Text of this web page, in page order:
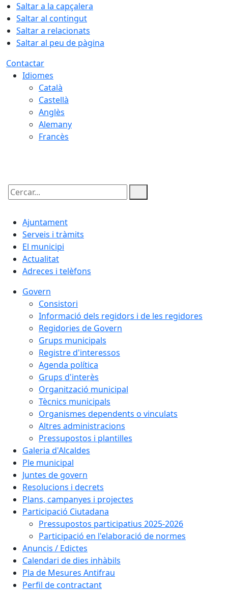
Saltar a la capçalera
Saltar al contingut
Saltar a relacionats
Saltar al peu de pàgina
Contactar
Idiomes
Català
Castellà
Anglès
Alemany
Francès
Cercar:
Ajuntament
Serveis i tràmits
El municipi
Actualitat
Adreces i telèfons
Govern
Consistori
Informació dels regidors i de les regidores
Regidories de Govern
Grups municipals
Registre d'interessos
Agenda política
Grups d'interès
Organització municipal
Tècnics municipals
Organismes dependents o vinculats
Altres administracions
Pressupostos i plantilles
Galeria d'Alcaldes
Ple municipal
Juntes de govern
Resolucions i decrets
Plans, campanyes i projectes
Participació Ciutadana
Pressupostos participatius 2025-2026
Participació en l'elaboració de normes
Anuncis / Edictes
Calendari de dies inhàbils
Pla de Mesures Antifrau
Perfil de contractant